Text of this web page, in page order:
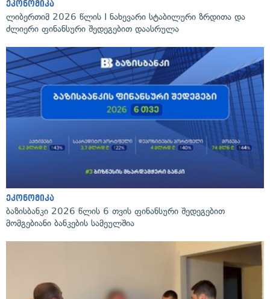
ეკონომიკა
ლიბერთიმ 2026 წლის I ნახევარი სტაბილური ზრდითა და
ძლიერი ფინანსური შედეგებით დაასრულა
ეკონომიკა
ბაზისბანკი 2026 წლის 6 თვის ფინანსური შედეგებით
მომგებიანი ბანკების სამეულშია